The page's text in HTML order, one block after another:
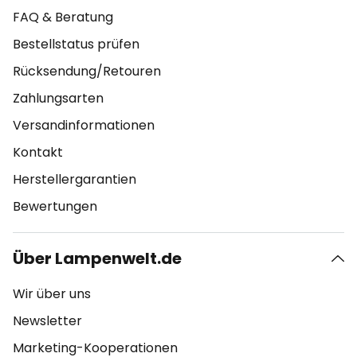
FAQ & Beratung
Bestellstatus prüfen
Rücksendung/Retouren
Zahlungsarten
Versandinformationen
Kontakt
Herstellergarantien
Bewertungen
Über Lampenwelt.de
Wir über uns
Newsletter
Marketing-Kooperationen